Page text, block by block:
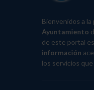
Bienvenidos a
Ayuntamiento
de este portal
información
los servicios